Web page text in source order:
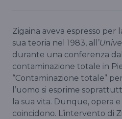
Zigaina aveva espresso per
sua teoria nel 1983, all’
durante una conferenza
contaminazione totale in
“Contaminazione totale”
l’uomo si esprime
la sua vita. Dunque, opera
coincidono. L’intervento di